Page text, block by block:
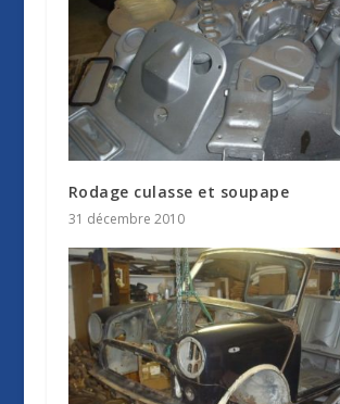
Rodage culasse et soupape
31 décembre 2010